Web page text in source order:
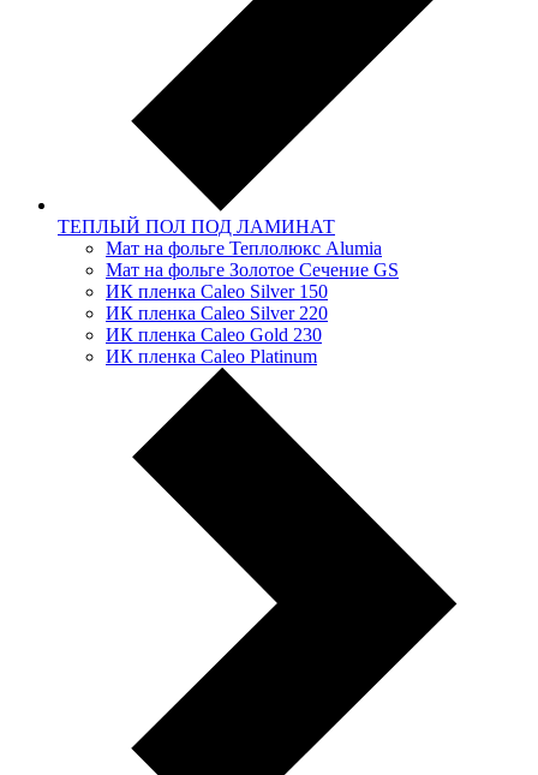
ТЕПЛЫЙ ПОЛ ПОД ЛАМИНАТ
Мат на фольге Теплолюкс Alumia
Мат на фольге Золотое Сечение GS
ИК пленка Caleo Silver 150
ИК пленка Caleo Silver 220
ИК пленка Caleo Gold 230
ИК пленка Caleo Platinum